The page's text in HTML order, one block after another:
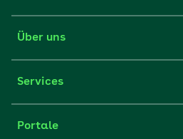
Über uns
Services
Portale